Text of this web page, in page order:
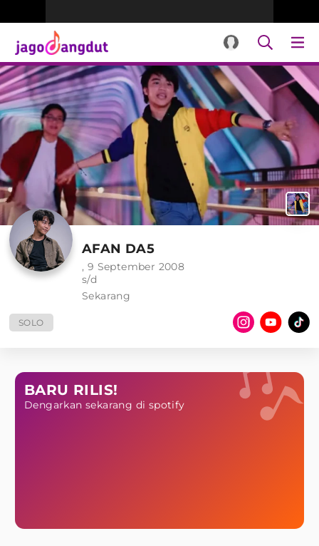
AFAN DA5
, 9 September 2008
s/d
Sekarang
SOLO
BARU RILIS!
Dengarkan sekarang di spotify